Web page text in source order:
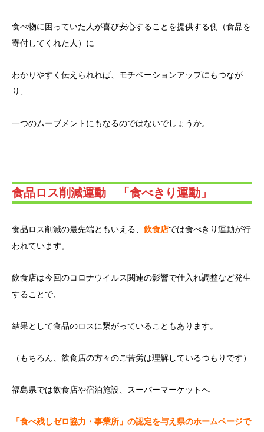
食べ物に困っていた人が喜び安心することを提供する側（食品を
寄付してくれた人）に
わかりやすく伝えられれば、モチベーションアップにもつなが
り、
一つのムーブメントにもなるのではないでしょうか。
食品ロス削減運動 「食べきり運動」
食品ロス削減の最先端ともいえる、 飲食店では食べきり運動が行
われています。
飲食店は今回のコロナウイルス関連の影響で仕入れ調整など発生
することで、
結果として食品のロスに繋がっていることもあります。
（もちろん、飲食店の方々のご苦労は理解しているつもりです）
福島県では飲食店や宿泊施設、スーパーマーケットへ
「食べ残しゼロ協力・事業所」の認定を与え県のホームページで